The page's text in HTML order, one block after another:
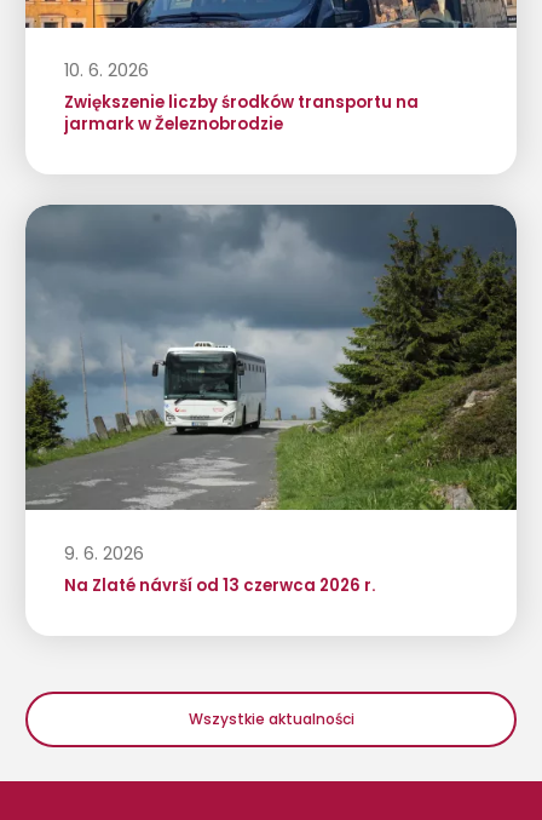
10. 6. 2026
Zwiększenie liczby środków transportu na
jarmark w Železnobrodzie
9. 6. 2026
Na Zlaté návrší od 13 czerwca 2026 r.
Wszystkie aktualności